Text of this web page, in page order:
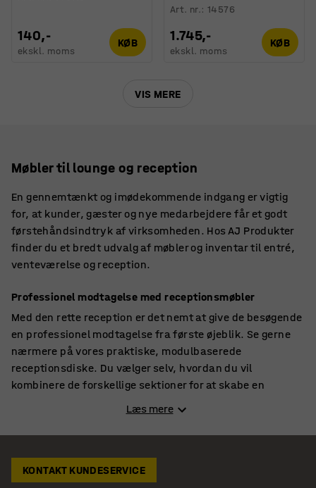
140,-
ekskl. moms
KØB
Art. nr.:14576
1.745,-
ekskl. moms
KØB
VIS MERE
Møbler til lounge og reception
En gennemtænkt og imødekommende indgang er vigtig
for, at kunder, gæster og nye medarbejdere får et godt
førstehåndsindtryk af virksomheden. Hos AJ Produkter
finder du et bredt udvalg af møbler og inventar til entré,
venteværelse og reception.
Professionel modtagelse med receptionsmøbler
Med den rette reception er det nemt at give de besøgende
en professionel modtagelse fra første øjeblik. Se gerne
nærmere på vores praktiske, modulbaserede
receptionsdiske. Du vælger selv, hvordan du vil
kombinere de forskellige sektioner for at skabe en
er velegnede til at kombinere med ethvert skrivebord,
mens andre har indbyggede arbejdsrum. Bland gerne
vælge mellem at stå og at sidde.
Læs mere
KONTAKT KUNDESERVICE